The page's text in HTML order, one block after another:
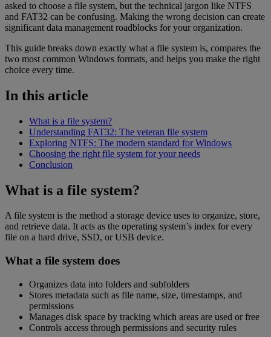
asked to choose a file system, but the technical jargon like NTFS
and FAT32 can be confusing. Making the wrong decision can create
significant data management roadblocks for your organization.
This guide breaks down exactly what a file system is, compares the
two most common Windows formats, and helps you make the right
choice every time.
In this article
What is a file system?
Understanding FAT32: The veteran file system
Exploring NTFS: The modern standard for Windows
Choosing the right file system for your needs
Conclusion
What is a file system?
A file system is the method a storage device uses to organize, store,
and retrieve data. It acts as the operating system’s index for every
file on a hard drive, SSD, or USB device.
What a file system does
Organizes data into folders and subfolders
Stores metadata such as file name, size, timestamps, and
permissions
Manages disk space by tracking which areas are used or free
Controls access through permissions and security rules